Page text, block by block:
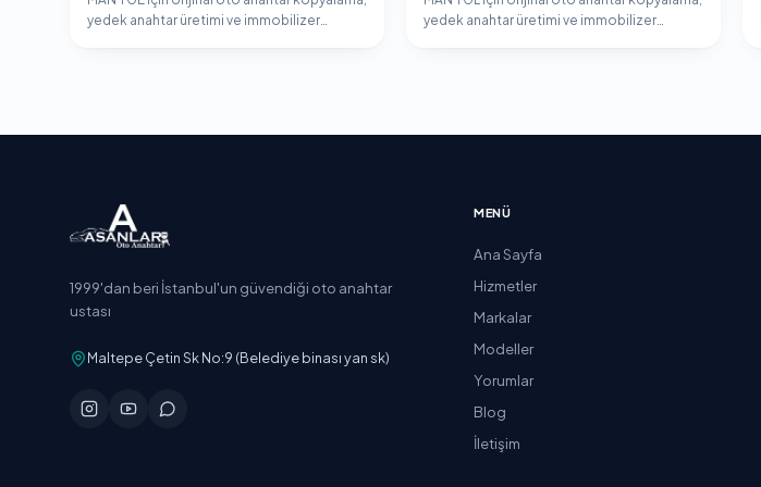
yedek anahtar üretimi ve immobilizer
yedek anahtar üretimi ve immobilizer
1999'dan beri İstanbul'un güvendiği oto anahtar
ustası
Maltepe Çetin Sk No:9 (Belediye binası yan sk)
MENÜ
Ana Sayfa
Hizmetler
Markalar
Modeller
Yorumlar
Blog
İletişim